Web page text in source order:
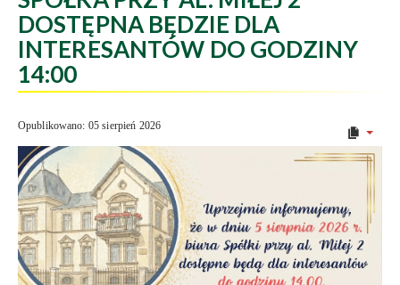
DOSTĘPNA BĘDZIE DLA
INTERESANTÓW DO GODZINY
14:00
Opublikowano: 05 sierpień 2026